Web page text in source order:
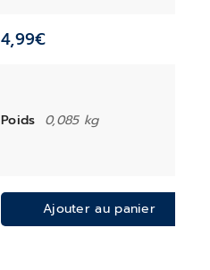
4,99€
Poids 0,085 kg
Ajouter au panier